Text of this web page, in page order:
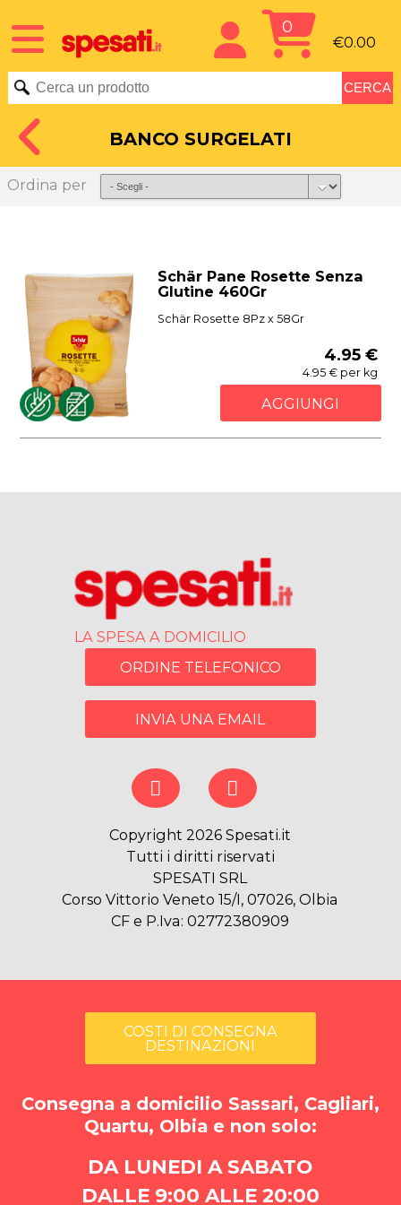
0
€0.00
BANCO SURGELATI
Ordina per
Schär Pane Rosette Senza
Glutine 460Gr
Schär Rosette 8Pz x 58Gr
4.95 €
4.95 € per kg
AGGIUNGI
LA SPESA A DOMICILIO
ORDINE TELEFONICO
INVIA UNA EMAIL
Copyright 2026 Spesati.it
Tutti i diritti riservati
SPESATI SRL
Corso Vittorio Veneto 15/I, 07026, Olbia
CF e P.Iva: 02772380909
COSTI DI CONSEGNA
DESTINAZIONI
Consegna a domicilio Sassari, Cagliari,
Quartu, Olbia e non solo:
DA LUNEDI A SABATO
DALLE 9:00 ALLE 20:00